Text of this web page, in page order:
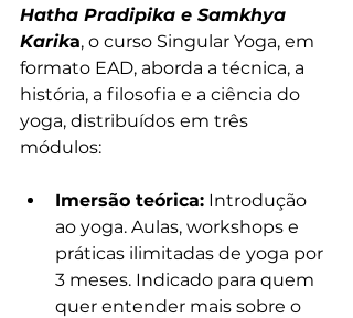
Hatha Pradipika e Samkhya
Karika, o curso Singular Yoga, em
formato EAD, aborda a técnica, a
história, a filosofia e a ciência do
yoga, distribuídos em três
módulos:
Imersão teórica: Introdução
ao yoga. Aulas, workshops e
práticas ilimitadas de yoga por
3 meses. Indicado para quem
quer entender mais sobre o